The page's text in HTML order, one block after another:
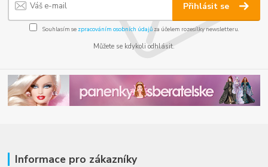
Přihlásit se
Souhlasím se zpracováním osobních údajůza účelem rozesílky newsletteru.
Můžete se kdykoli odhlásit.
Informace pro zákazníky